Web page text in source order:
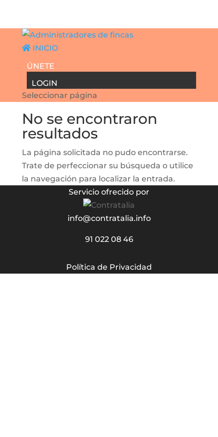
INICIO
ÚNETE
LOGIN
Seleccionar página
No se encontraron
resultados
La página solicitada no pudo encontrarse.
Trate de perfeccionar su búsqueda o utilice
la navegación para localizar la entrada.
Servicio ofrecido por
info@contratalia.info
91 022 08 46
Política de Privacidad